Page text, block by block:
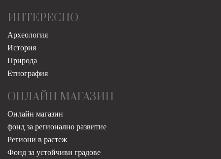
ИНТЕРЕСНО
Археология
История
Природа
Етнография
ОНЛАЙН МАГАЗИН
Онлайн магазин
фонд за регионално развитие
Региони в растеж
Фонд за устойчиви градове